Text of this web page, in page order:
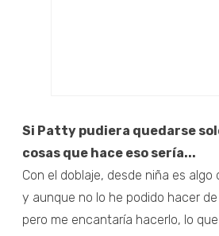
Si Patty pudiera quedarse
cosas que hace eso sería...
Con el doblaje, desde niña es
y aunque no lo he podido hacer
pero me encantaría hacerlo, lo